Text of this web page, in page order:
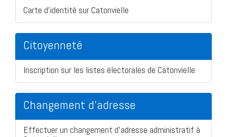
Carte d'identité sur Catonvielle
Citoyenneté
Inscription sur les listes électorales de Catonvielle
Changement d'adresse
Effectuer un changement d'adresse administratif à